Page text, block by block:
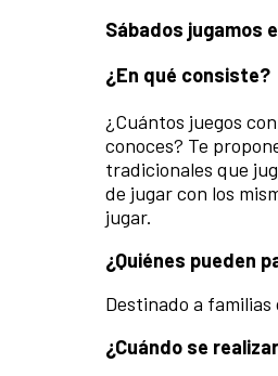
Sábados jugamos
¿En qué consiste?
¿Cuántos juegos
conoces? Te
tradicionales que
de jugar con los
jugar.
¿Quiénes pueden
Destinado a
¿Cuándo se